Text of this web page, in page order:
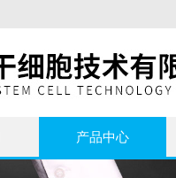
产品中心